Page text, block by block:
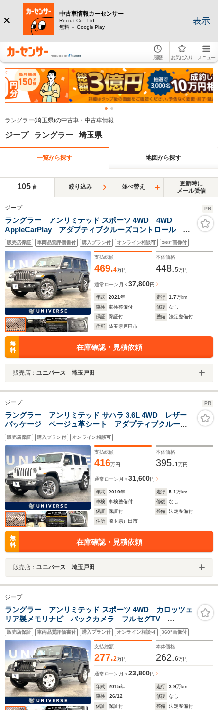
中古車情報カーセンサー
Recruit Co., Ltd.
無料 － Google Play
表示
履歴 お気に入り メニュー
ラングラー(埼玉県)の中古車・中古車情報
ジープ ラングラー 埼玉県
一覧から探す 地図から探す
105 台 絞り込み 並べ替え
更新時に
メール受信
ジープ PR
ラングラー アンリミテッド スポーツ 4WD 4WD
AppleCarPlay アダプティブクルーズコントロール バ
ックカメラ サイドカメラ LEDヘッドランプ 純正17
インチアルミホイール Bluetooth クリアランスソナ
ー ETC 禁煙車
販売店保証 車両品質評価書付 購入プラン付 オンライン相談可 360°画像付
支払総額
469.4万円
本体価格
448.5万円
通常ローン 月々37,800円
年式 2021年 走行 1.7万km
車検
車検整備付 修復
なし
保証
保証付 整備
法定整備付
住所
埼玉県戸田市
無
料
在庫確認・見積依頼
販売店： ユニバース 埼玉戸田
ジープ PR
ラングラー アンリミテッド サハラ 3.6L 4WD レザー
パッケージ ベージュ革シート アダプティブクルーズ
コントロール 4WD 前席シートヒーター アップルカ
ープレイ 純正ナビ 純正18インチアルミホイール
LEDヘッドライト 禁煙車
販売店保証 購入プラン付 オンライン相談可
支払総額
416万円
本体価格
395. 1万円
通常ローン 月々31,600円
年式 2019年 走行 5.1万km
車検
車検整備付 修復
なし
保証
保証付 整備
法定整備付
住所
埼玉県戸田市
無
料
在庫確認・見積依頼
販売店： ユニバース 埼玉戸田
ジープ
ラングラー アンリミテッド スポーツ 4WD カロッツェ
リア製メモリナビ バックカメラ フルセグTV
Bluetooth オートエアコン 純正17インチアルミホイー
ル クルーズコントロール オートライト サイドカメ
ラ 4WD
販売店保証 車両品質評価書付 購入プラン付 オンライン相談可 360°画像付
支払総額
277.2万円
本体価格
262.6万円
通常ローン 月々23,800円
年式 2015年 走行 3.9万km
車検
'26/12 修復
なし
保証
保証付 整備
法定整備付